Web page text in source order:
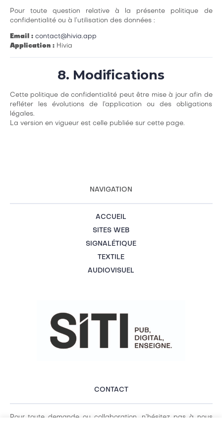
Pour toute question relative à la présente politique de
confidentialité ou à l’utilisation des données :
Email : contact@hivia.app
Application :Hivia
8. Modifications
Cette politique de confidentialité peut être mise à jour afin de
refléter les évolutions de l’application ou des obligations
légales.
La version en vigueur est celle publiée sur cette page.
NAVIGATION
ACCUEIL
SITES WEB
SIGNALÉTIQUE
TEXTILE
AUDIOVISUEL
CONTACT
Pour toute demande ou collaboration, n’hésitez pas à nous